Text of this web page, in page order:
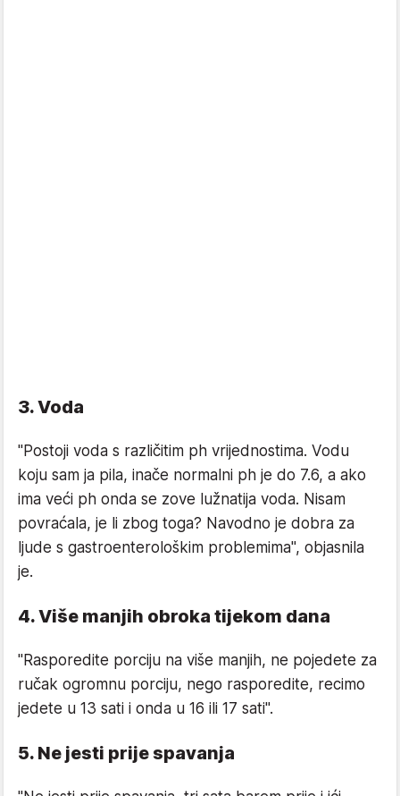
3. Voda
"Postoji voda s različitim ph vrijednostima. Vodu
koju sam ja pila, inače normalni ph je do 7.6, a ako
ima veći ph onda se zove lužnatija voda. Nisam
povraćala, je li zbog toga? Navodno je dobra za
ljude s gastroenterološkim problemima", objasnila
je.
4. Više manjih obroka tijekom dana
"Rasporedite porciju na više manjih, ne pojedete za
ručak ogromnu porciju, nego rasporedite, recimo
jedete u 13 sati i onda u 16 ili 17 sati".
5. Ne jesti prije spavanja